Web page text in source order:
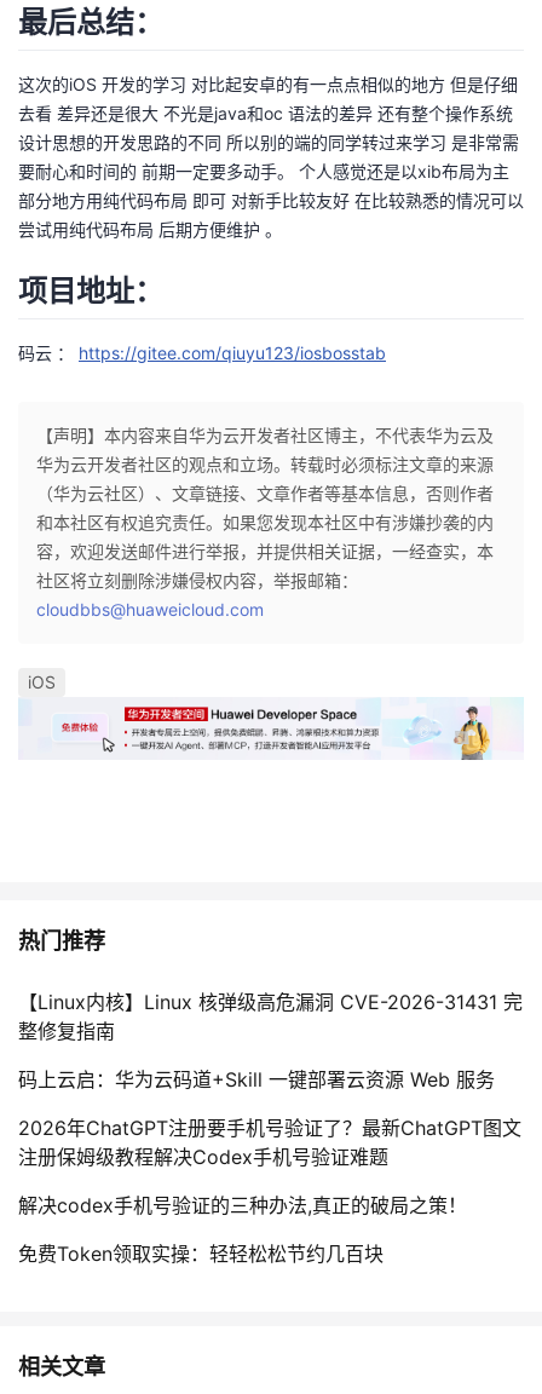
最后总结：
这次的iOS 开发的学习 对比起安卓的有一点点相似的地方 但是仔细
去看 差异还是很大 不光是java和oc 语法的差异 还有整个操作系统
设计思想的开发思路的不同 所以别的端的同学转过来学习 是非常需
要耐心和时间的 前期一定要多动手。 个人感觉还是以xib布局为主
部分地方用纯代码布局 即可 对新手比较友好 在比较熟悉的情况可以
尝试用纯代码布局 后期方便维护 。
项目地址：
码云 ： https://gitee.com/qiuyu123/iosbosstab
【声明】本内容来自华为云开发者社区博主，不代表华为云及
华为云开发者社区的观点和立场。转载时必须标注文章的来源
（华为云社区）、文章链接、文章作者等基本信息，否则作者
和本社区有权追究责任。如果您发现本社区中有涉嫌抄袭的内
容，欢迎发送邮件进行举报，并提供相关证据，一经查实，本
社区将立刻删除涉嫌侵权内容，举报邮箱：
cloudbbs@huaweicloud.com
iOS
热门推荐
【Linux内核】Linux 核弹级高危漏洞 CVE-2026-31431 完
整修复指南
码上云启：华为云码道+Skill 一键部署云资源 Web 服务
2026年ChatGPT注册要手机号验证了？最新ChatGPT图文
注册保姆级教程解决Codex手机号验证难题
解决codex手机号验证的三种办法,真正的破局之策！
免费Token领取实操：轻轻松松节约几百块
相关文章